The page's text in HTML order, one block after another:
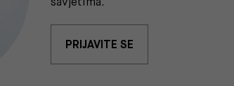
PRIJAVITE SE